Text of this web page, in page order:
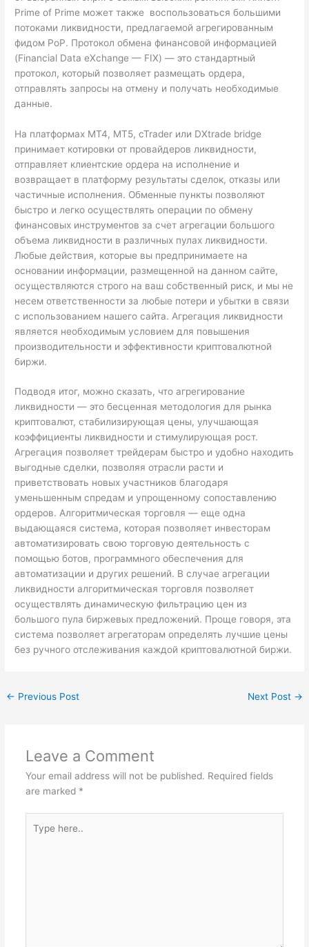
Prime of Prime может также воспользоваться большими
потоками ликвидности, предлагаемой агрегированным
фидом PoP. Протокол обмена финансовой информацией
(Financial Data eXchange — FIX) — это стандартный
протокол, который позволяет размещать ордера,
отправлять запросы на отмену и получать необходимые
данные.
На платформах MT4, MT5, cTrader или DXtrade bridge
принимает котировки от провайдеров ликвидности,
отправляет клиентские ордера на исполнение и
возвращает в платформу результаты сделок, отказы или
частичные исполнения. Обменные пункты позволяют
быстро и легко осуществлять операции по обмену
финансовых инструментов за счет агрегации большого
объема ликвидности в различных пулах ликвидности.
Любые действия, которые вы предпринимаете на
основании информации, размещенной на данном сайте,
осуществляются строго на ваш собственный риск, и мы не
несем ответственности за любые потери и убытки в связи
с использованием нашего сайта. Агрегация ликвидности
является необходимым условием для повышения
производительности и эффективности криптовалютной
биржи.
Подводя итог, можно сказать, что агрегирование
ликвидности — это бесценная методология для рынка
криптовалют, стабилизирующая цены, улучшающая
коэффициенты ликвидности и стимулирующая рост.
Агрегация позволяет трейдерам быстро и удобно находить
выгодные сделки, позволяя отрасли расти и
приветствовать новых участников благодаря
уменьшенным спредам и упрощенному сопоставлению
ордеров. Алгоритмическая торговля — еще одна
выдающаяся система, которая позволяет инвесторам
автоматизировать свою торговую деятельность с
помощью ботов, программного обеспечения для
автоматизации и других решений. В случае агрегации
ликвидности алгоритмическая торговля позволяет
осуществлять динамическую фильтрацию цен из
большого пула биржевых предложений. Проще говоря, эта
система позволяет агрегаторам определять лучшие цены
без ручного отслеживания каждой криптовалютной биржи.
← Previous Post Next Post →
Leave a Comment
Your email address will not be published. Required fields
are marked *
here..